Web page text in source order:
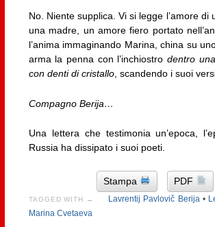
No. Niente supplica. Vi si legge l’amore di
una madre, un amore fiero portato
l’anima immaginando Marina, china su
arma la penna con l’inchiostrodentro
con denti di cristallo, scandendo i suoi
Compagno Berija…
Una lettera che testimonia un’epoca,
Russia ha dissipato i suoi poeti.
Stampa PDF
TAGGED WITH → Lavrentij Pavlovič Berija •
Marina Cvetaeva